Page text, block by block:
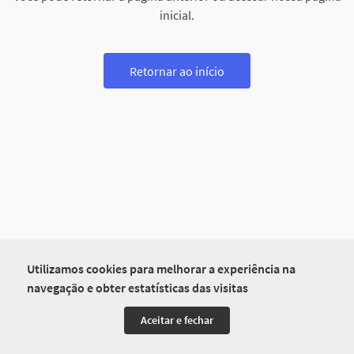
Utilizamos cookies para melhorar a experiência na
navegação e obter estatísticas das visitas
Aceitar e fechar
inicial.
Retornar ao início